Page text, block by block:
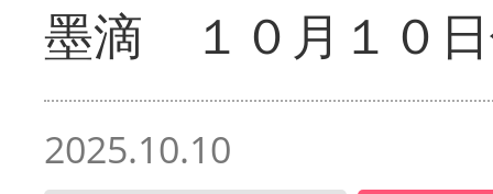
墨滴 １０月１０
2025.10.10